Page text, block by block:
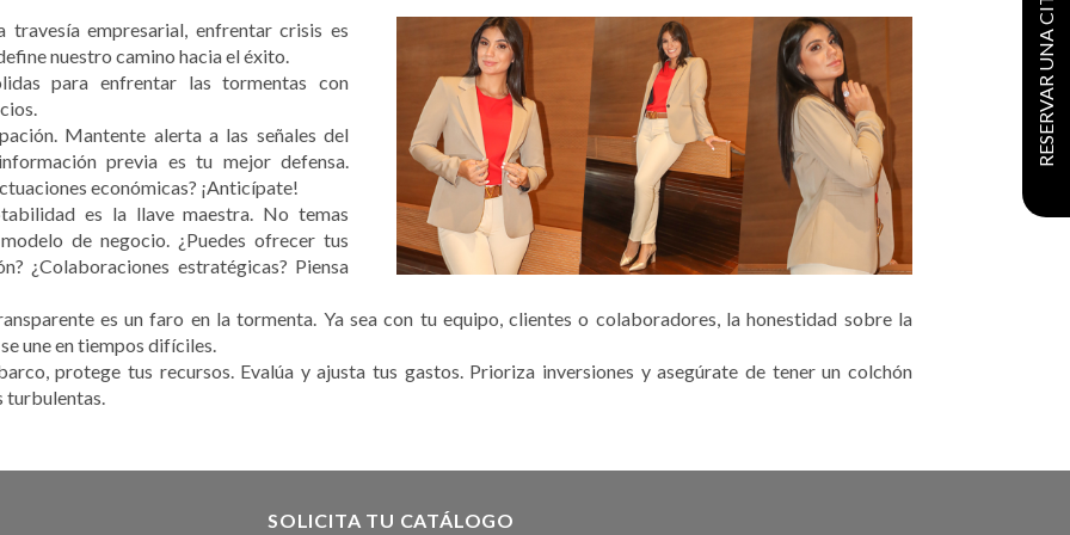
travesía empresarial, enfrentar crisis es
nuestro camino hacia el éxito.
para enfrentar las tormentas con
Mantente alerta a las señales del
previa es tu mejor defensa.
económicas? ¡Anticípate!
es la llave maestra. No temas
de negocio. ¿Puedes ofrecer tus
¿Colaboraciones estratégicas? Piensa
es un faro en la tormenta. Ya sea con tu equipo, clientes o colaboradores, la honestidad sobre la
une en tiempos difíciles.
protege tus recursos. Evalúa y ajusta tus gastos. Prioriza inversiones y asegúrate de tener un colchón
turbulentas.
RESERVAR UNA CITA
SOLICITA TU CATÁLOGO